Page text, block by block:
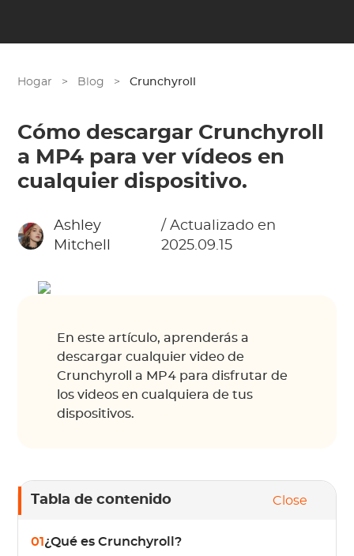
Hogar > Blog > Crunchyroll
Cómo descargar Crunchyroll
a MP4 para ver vídeos en
cualquier dispositivo.
Ashley
Mitchell
/ Actualizado en
2025.09.15
En este artículo, aprenderás a
descargar cualquier video de
Crunchyroll a MP4 para disfrutar de
los videos en cualquiera de tus
dispositivos.
Tabla de contenido Close
01 ¿Qué es Crunchyroll?